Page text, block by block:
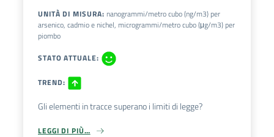
UNITÀ DI MISURA: nanogrammi/metro cubo (ng/m3) per
arsenico, cadmio e nichel, microgrammi/metro cubo (μg/m3) per
piombo
STATO ATTUALE:
TREND:
Gli elementi in tracce superano i limiti di legge?
LEGGI DI PIÙ…